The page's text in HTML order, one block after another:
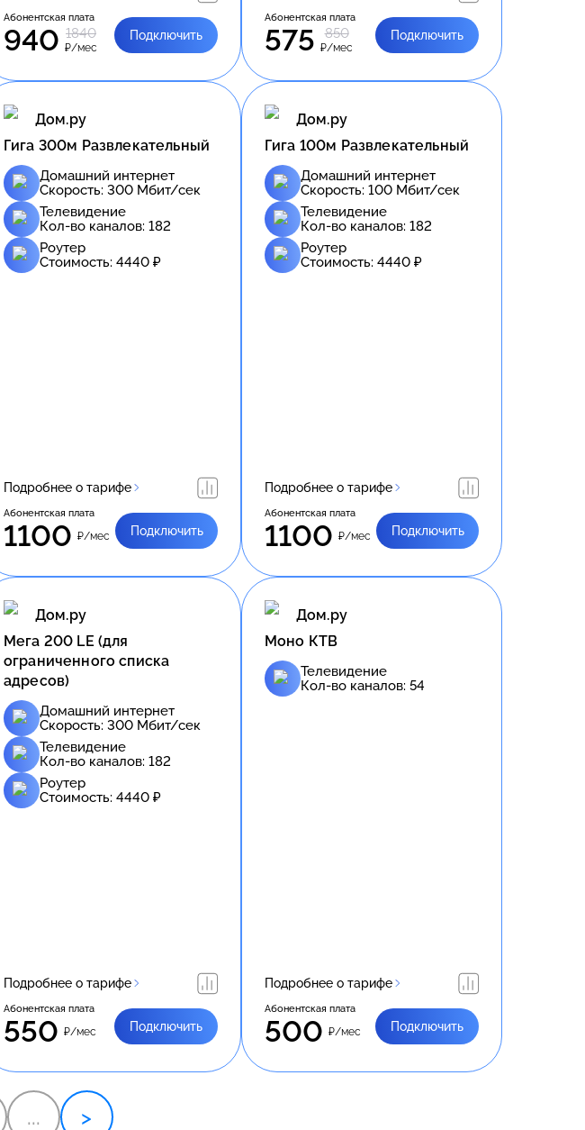
Абонентская плата
940 1840
₽/мес
Подключить
Абонентская плата
575 850
₽/мес
Подключить
Дом.ру
Гига 300м Развлекательный
Домашний интернет
Скорость: 300 Мбит/сек
Телевидение
Кол-во каналов: 182
Роутер
Стоимость: 4440 ₽
Подробнее о тарифе
Абонентская плата
1100 ₽/мес Подключить
Дом.ру
Гига 100м Развлекательный
Домашний интернет
Скорость: 100 Мбит/сек
Телевидение
Кол-во каналов: 182
Роутер
Стоимость: 4440 ₽
Подробнее о тарифе
Абонентская плата
1100 ₽/мес Подключить
Дом.ру
Meгa 200 LE (для
ограниченного списка
адресов)
Домашний интернет
Скорость: 300 Мбит/сек
Телевидение
Кол-во каналов: 182
Роутер
Стоимость: 4440 ₽
Подробнее о тарифе
Абонентская плата
550 ₽/мес Подключить
Дом.ру
Моно КТВ
Телевидение
Кол-во каналов: 54
Подробнее о тарифе
Абонентская плата
500 ₽/мес Подключить
... >